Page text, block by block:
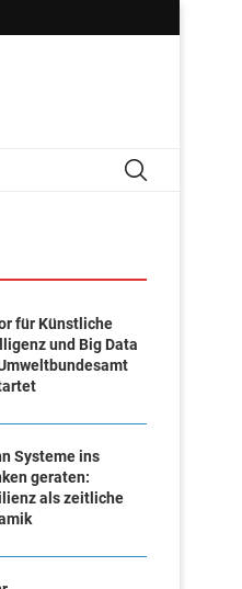
für Künstliche
und Big Data
Systeme ins
geraten:
als zeitliche